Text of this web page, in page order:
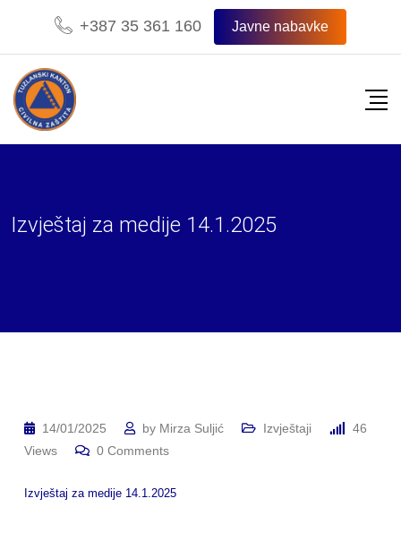
content
+387 35 361 160 Javne nabavke
Izvještaj za medije 14.1.2025
14/01/2025 by Mirza Suljić Izvještaji
46
Views
0 Comments
Izvještaj za medije 14.1.2025